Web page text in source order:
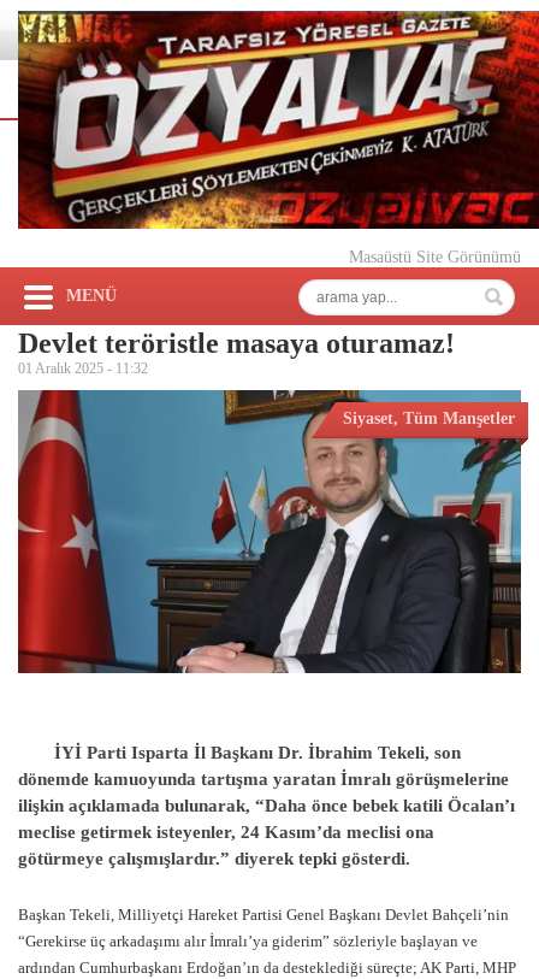
Masaüstü Site Görünümü
MENÜ
Devlet teröristle masaya oturamaz!
01 Aralık 2025 - 11:32
Siyaset, Tüm Manşetler
İYİ Parti Isparta İl Başkanı Dr. İbrahim Tekeli, son
dönemde kamuoyunda tartışma yaratan İmralı görüşmelerine
ilişkin açıklamada bulunarak, “Daha önce bebek katili Öcalan’ı
meclise getirmek isteyenler, 24 Kasım’da meclisi ona
götürmeye çalışmışlardır.” diyerek tepki gösterdi.
Başkan Tekeli, Milliyetçi Hareket Partisi Genel Başkanı Devlet Bahçeli’nin
“Gerekirse üç arkadaşımı alır İmralı’ya giderim” sözleriyle başlayan ve
ardından Cumhurbaşkanı Erdoğan’ın da desteklediği süreçte; AK Parti, MHP